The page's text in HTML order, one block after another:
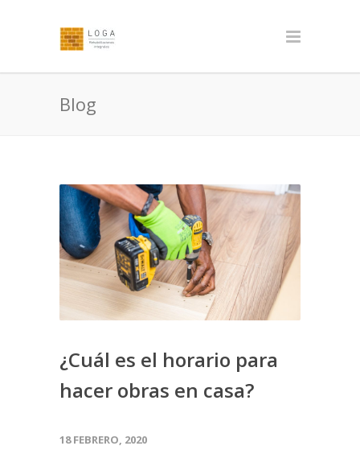
Blog
¿Cuál es el horario para
hacer obras en casa?
18 FEBRERO, 2020